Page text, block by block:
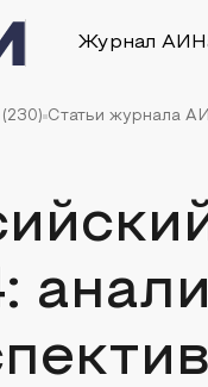
Журнал АИ
Статьи журнала